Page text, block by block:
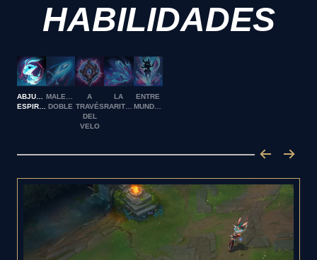
HABILIDADES
ABJURACIÓNMALEFICIO
DOBLE
A
TRAVÉS
DEL
VELO
LA
ENTRE
MUNDOS